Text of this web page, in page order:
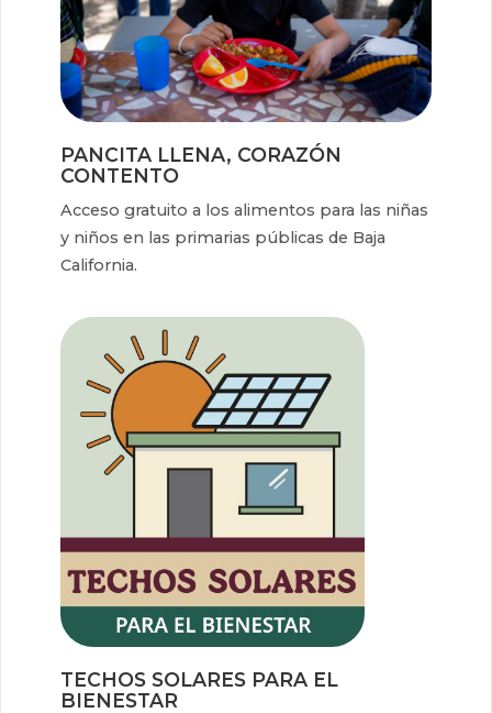
PANCITA LLENA, CORAZÓN
CONTENTO
Acceso gratuito a los alimentos para las niñas
y niños en las primarias públicas de Baja
California.
TECHOS SOLARES PARA EL
BIENESTAR